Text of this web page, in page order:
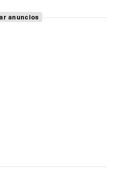
anuncios